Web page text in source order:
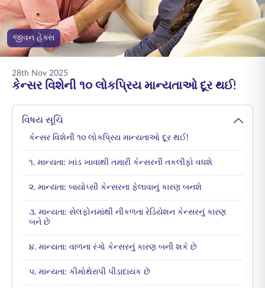
ENGLISH
ઑનલાઇન ખરીદો પ્રીમિયમ ચૂકવો
જીવન હેક્સ
28th Nov 2025
કેન્સર વિશેની ૧૦ લોકપ્રિય માન્યતાઓ દૂર થઈ!
વિષય સૂચિ
કેન્સર વિશેની ૧૦ લોકપ્રિય માન્યતાઓ દૂર થઈ!
૧. માન્યતા: ખાંડ ખાવાથી તમારી કેન્સરની તકલીફો વધશે
૨. માન્યતા: બાયોપ્સી કેન્સરના ફેલાવાનું કારણ બનશે
૩. માન્યતા: સેલફોનમાંથી નીકળતા રેડિયેશન કેન્સરનું કારણ
બને છે
૪. માન્યતા: વાળના રંગો કેન્સરનું કારણ બની શકે છે
૫. માન્યતા: કીમોથેરાપી પીડાદાયક છે